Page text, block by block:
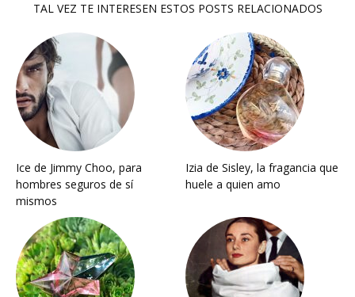
TAL VEZ TE INTERESEN ESTOS POSTS RELACIONADOS
Ice de Jimmy Choo, para
hombres seguros de sí
mismos
Izia de Sisley, la fragancia que
huele a quien amo